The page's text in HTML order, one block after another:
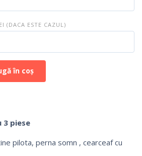
(DACA ESTE CAZUL)
în coș
3 piese
pilota, perna somn , cearceaf cu